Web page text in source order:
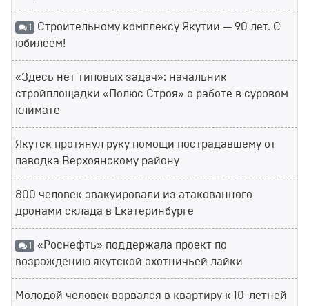
1 Строительному комплексу Якутии — 90 лет. С
юбилеем!
«Здесь нет типовых задач»: начальник
стройплощадки «Полюс Строя» о работе в суровом
климате
Якутск протянул руку помощи пострадавшему от
паводка Верхоянскому району
800 человек эвакуировали из атакованного
дронами склада в Екатеринбурге
1 «Роснефть» поддержала проект по
возрождению якутской охотничьей лайки
Молодой человек ворвался в квартиру к 10-летней